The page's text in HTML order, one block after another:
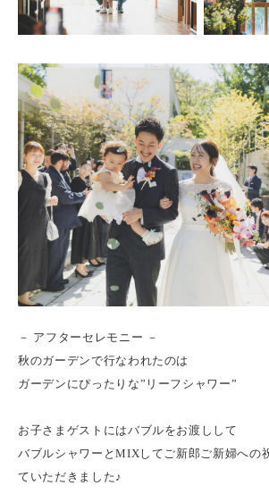
－ アフターセレモニー －
秋のガーデンで行なわれたのは
ガーデンにぴったりな”リーフシャワー”
お子さまゲストにはバブルをお渡しして
バブルシャワーとMIXしてご新郎ご新婦への
ていただきました♪